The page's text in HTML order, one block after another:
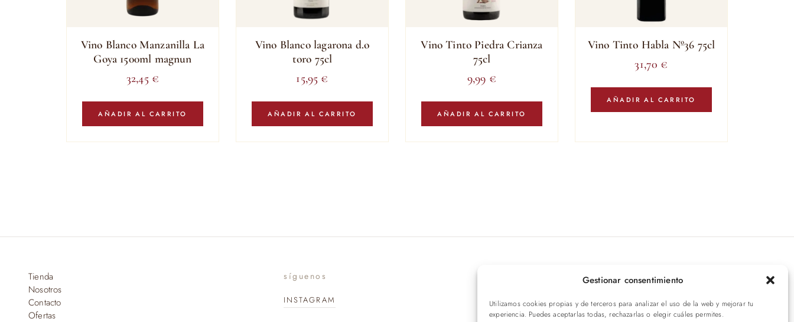
Gestionar consentimiento
Utilizamos cookies propias y de terceros para analizar el uso de la web y mejorar tu
experiencia. Puedes aceptarlas todas, rechazarlas o elegir cuáles permites.
Vino Blanco Manzanilla La
Goya 1500ml magnun
32,45 €
AÑADIR AL CARRITO
Vino Blanco lagarona d.o
toro 75cl
15,95 €
AÑADIR AL CARRITO
Vino Tinto Piedra Crianza
75cl
9,99 €
AÑADIR AL CARRITO
Vino Tinto Habla Nº36 75cl
31,70 €
AÑADIR AL CARRITO
Tienda
Nosotros
Contacto
Ofertas
síguenos
INSTAGRAM
suscríbete a nuestras novedades
ENVIAR